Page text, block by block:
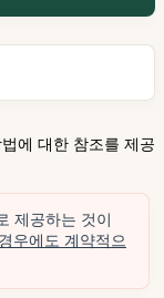
에 대한 참조를 제공
제공하는 것이
우에도 계약적으